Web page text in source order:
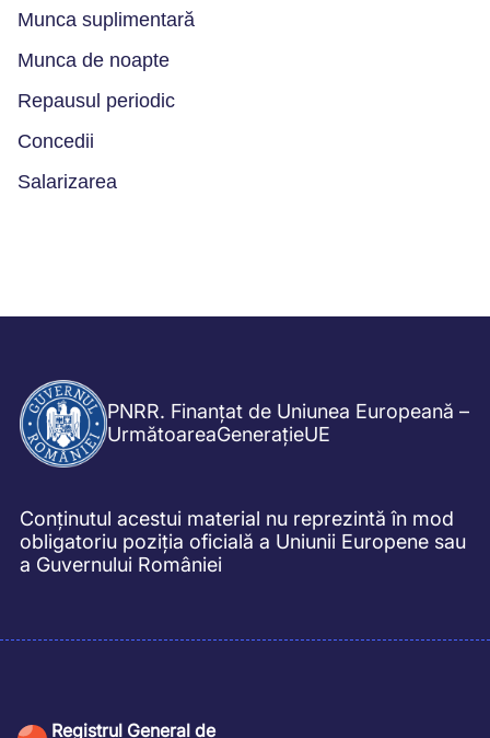
Munca suplimentară
Munca de noapte
Repausul periodic
Concedii
Salarizarea
PNRR. Finanțat de Uniunea Europeană –
UrmătoareaGenerațieUE
Conținutul acestui material nu reprezintă în mod
obligatoriu poziția oficială a Uniunii Europene sau
a Guvernului României
Registrul General de